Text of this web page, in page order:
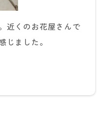
近くのお花屋さんで
じました。